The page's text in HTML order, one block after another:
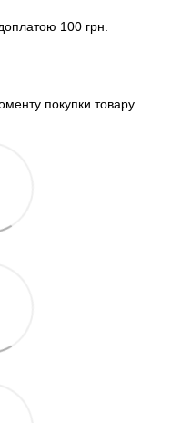
100 грн.
покупки товару.